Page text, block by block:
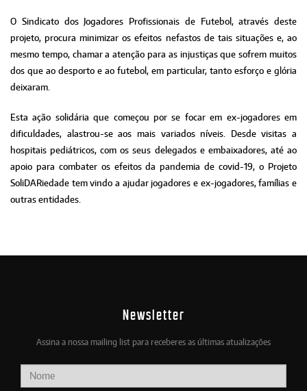
O Sindicato dos Jogadores Profissionais de Futebol, através deste
projeto, procura minimizar os efeitos nefastos de tais situações e, ao
mesmo tempo, chamar a atenção para as injustiças que sofrem muitos
dos que ao desporto e ao futebol, em particular, tanto esforço e glória
deixaram.
Esta ação solidária que começou por se focar em ex-jogadores em
dificuldades, alastrou-se aos mais variados níveis. Desde visitas a
hospitais pediátricos, com os seus delegados e embaixadores, até ao
apoio para combater os efeitos da pandemia de covid-19, o Projeto
SoliDARiedade tem vindo a ajudar jogadores e ex-jogadores, famílias e
outras entidades.
Newsletter
Assina a nossa mailing list para receberes as últimas atualizações